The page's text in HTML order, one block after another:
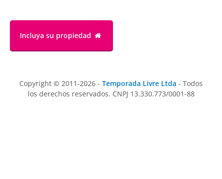
Incluya su propiedad
Copyright © 2011-2026 - Temporada Livre Ltda - Todos
los derechos reservados. CNPJ 13.330.773/0001-88